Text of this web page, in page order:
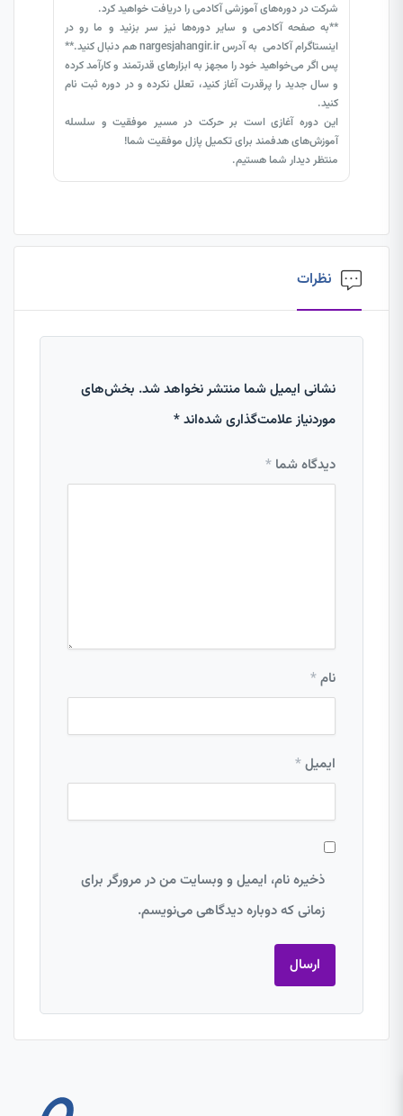
شرکت در دوره‌های آموزشی آکادمی را دریافت خواهید کرد.
**به صفحه آکادمی و سایر دوره‌ها نیز سر بزنید و ما رو در
اینستاگرام آکادمی به آدرس nargesjahangir.ir هم دنبال کنید.**
پس اگر می‌خواهید خود را مجهز به ابزارهای قدرتمند و کارآمد کرده
و سال جدید را پرقدرت آغاز کنید، تعلل نکرده و در دوره ثبت نام
کنید.
این دوره آغازی است بر حرکت در مسیر موفقیت و سلسله
آموزش‌های هدفمند برای تکمیل پازل موفقیت شما!
منتظر دیدار شما هستیم.
نظرات
نشانی ایمیل شما منتشر نخواهد شد. بخش‌های
موردنیاز علامت‌گذاری شده‌اند*
دیدگاه شما *
نام*
ایمیل*
ذخیره نام، ایمیل و وبسایت من در مرورگر برای
زمانی که دوباره دیدگاهی می‌نویسم.